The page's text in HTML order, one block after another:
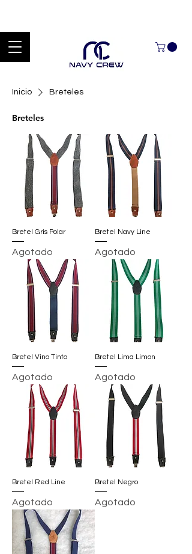
Inicio Breteles
Breteles
Bretel Gris Polar
Agotado
Bretel Navy Line
Agotado
Bretel Vino Tinto
Agotado
Bretel Lima Limon
Agotado
Bretel Red Line
Agotado
Bretel Negro
Agotado